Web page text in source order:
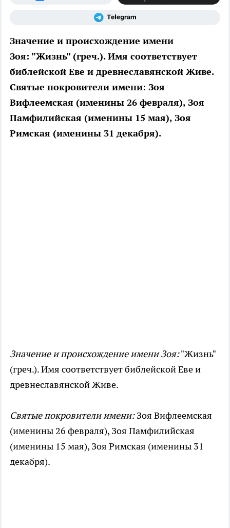
Значение и происхождение имени
Зоя: "Жизнь" (греч.). Имя соответствует
библейской Еве и древнеславянской Живе.
Святые покровители имени: Зоя
Вифлеемская (именины 26 февраля), Зоя
Памфилийская (именины 15 мая), Зоя
Римская (именины 31 декабря).
Значение и происхождение имени Зоя:"Жизнь"
(греч.). Имя соответствует библейской Еве и
древнеславянской Живе.
Святые покровители имени:Зоя Вифлеемская
(именины 26 февраля), Зоя Памфилийская
(именины 15 мая), Зоя Римская (именины 31
декабря).